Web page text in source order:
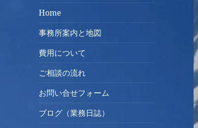
Home
事務所案内と地図
費用について
ご相談の流れ
お問い合せフォーム
ブログ（業務日誌）